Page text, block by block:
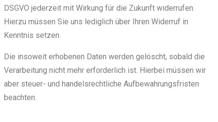
DSGVO jederzeit mit Wirkung für die Zukunft widerrufen.
Hierzu müssen Sie uns lediglich über Ihren Widerruf in
Kenntnis setzen.
Die insoweit erhobenen Daten werden gelöscht, sobald die
Verarbeitung nicht mehr erforderlich ist. Hierbei müssen wir
aber steuer- und handelsrechtliche Aufbewahrungsfristen
beachten.